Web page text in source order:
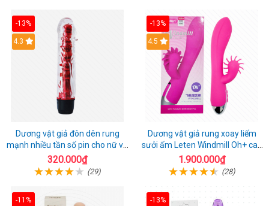
-13%
4.3
Dương vật giả đôn dên rung
mạnh nhiều tần số pin cho nữ và
cặp đôi
320.000₫
(29)
-13%
4.5
Dương vật giả rung xoay liếm
sưởi ấm Leten Windmill Oh+ cao
cấp
1.900.000₫
(28)
-11% -13%